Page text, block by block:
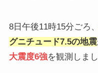
8日午後11時15分ごろ、
グニチュード7.5の地震
大震度6強を観測しまし